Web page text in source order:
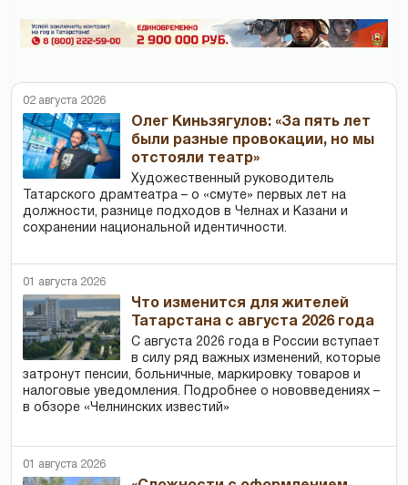
02 августа 2026
Олег Киньзягулов: «За пять лет
были разные провокации, но мы
отстояли театр»
Художественный руководитель
Татарского драмтеатра – о «смуте» первых лет на
должности, разнице подходов в Челнах и Казани и
сохранении национальной идентичности.
01 августа 2026
Что изменится для жителей
Татарстана с августа 2026 года
С августа 2026 года в России вступает
в силу ряд важных изменений, которые
затронут пенсии, больничные, маркировку товаров и
налоговые уведомления. Подробнее о нововведениях –
в обзоре «Челнинских известий»
01 августа 2026